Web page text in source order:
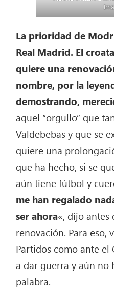
La prioridad de
Real Madrid. El
quiere una
nombre, por la
demostrando,
aquel “orgullo” que
Valdebebas y que se
quiere una
que ha hecho, si se
aún tiene fútbol y
me han regalado
ser ahora«, dijo antes
renovación. Para eso,
Partidos como ante el
a dar guerra y aún no
palabra.